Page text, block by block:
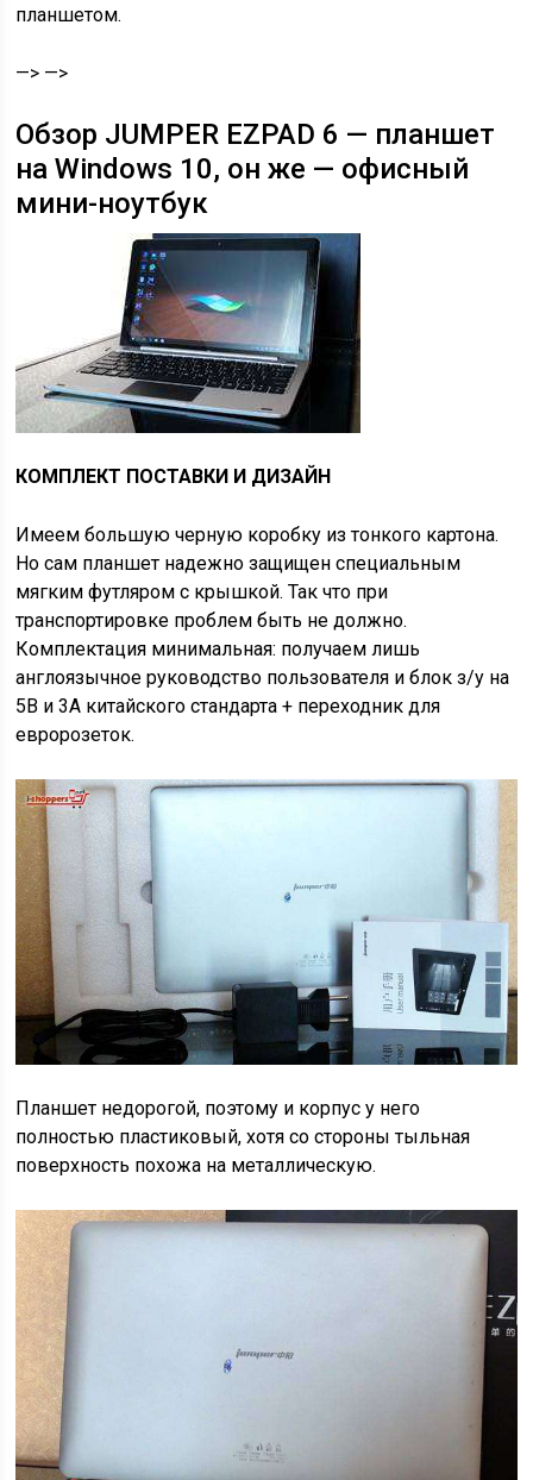
планшетом.
—> —>
Обзор JUMPER EZPAD 6 — планшет
на Windows 10, он же — офисный
мини-ноутбук
КОМПЛЕКТ ПОСТАВКИ И ДИЗАЙН
Имеем большую черную коробку из тонкого картона.
Но сам планшет надежно защищен специальным
мягким футляром с крышкой. Так что при
транспортировке проблем быть не должно.
Комплектация минимальная: получаем лишь
англоязычное руководство пользователя и блок з/у на
5В и 3А китайского стандарта + переходник для
евророзеток.
Планшет недорогой, поэтому и корпус у него
полностью пластиковый, хотя со стороны тыльная
поверхность похожа на металлическую.